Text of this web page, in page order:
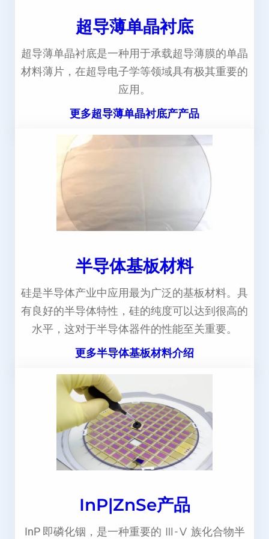
超导薄单晶衬底
超导薄单晶衬底是一种用于承载超导薄膜的单晶
材料薄片，在超导电子学等领域具有极其重要的
应用。
更多超导薄单晶衬底产产品
半导体基板材料
硅是半导体产业中应用最为广泛的基板材料。具
有良好的半导体特性，硅的纯度可以达到很高的
水平，这对于半导体器件的性能至关重要。
更多半导体基板材料介绍
InP|ZnSe产品
InP 即磷化铟，是一种重要的 Ⅲ-Ⅴ 族化合物半